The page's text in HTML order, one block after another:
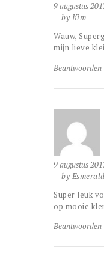
9 augustus
by Kim
Wauw,
mijn lieve
Beantwoorden
9 augustus
by
Super leuk
op mooie
Beantwoorden